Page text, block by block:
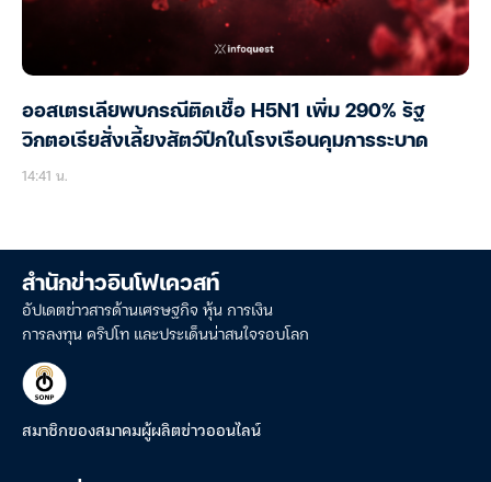
ออสเตรเลียพบกรณีติดเชื้อ H5N1 เพิ่ม 290% รัฐ
วิกตอเรียสั่งเลี้ยงสัตว์ปีกในโรงเรือนคุมการระบาด
14:41 น.
สำนักข่าวอินโฟเควสท์
อัปเดตข่าวสารด้านเศรษฐกิจ หุ้น การเงิน
การลงทุน คริปโท และประเด็นน่าสนใจรอบโลก
สมาชิกของสมาคมผู้ผลิตข่าวออนไลน์